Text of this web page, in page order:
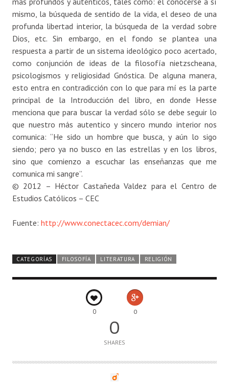
mismo, la búsqueda de sentido de la vida, el deseo de una
profunda libertad interior, la búsqueda de la verdad sobre
Dios, etc. Sin embargo, en el fondo se plantea una
respuesta a partir de un sistema ideológico poco acertado,
como conjunción de ideas de la filosofía nietzscheana,
psicologismos y religiosidad Gnóstica. De alguna manera,
esto entra en contradicción con lo que para mí es la parte
principal de la Introducción del libro, en donde Hesse
menciona que para buscar la verdad sólo se debe seguir lo
que nuestro más autentico y sincero mundo interior nos
comunica: “He sido un hombre que busca, y aún lo sigo
siendo; pero ya no busco en las estrellas y en los libros,
sino que comienzo a escuchar las enseñanzas que me
comunica mi sangre”.
© 2012 – Héctor Castañeda Valdez para el Centro de
Estudios Católicos – CEC
Fuente: http://www.conectacec.com/demian/
CATEGORÍAS FILOSOFÍA LITERATURA RELIGIÓN
0 0
0
SHARES